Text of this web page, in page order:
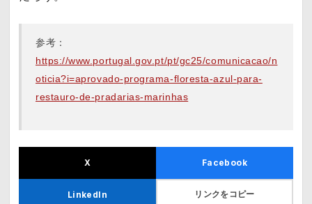
参考：
https://www.portugal.gov.pt/pt/gc25/comunicacao/n
oticia?i=aprovado-programa-floresta-azul-para-
restauro-de-pradarias-marinhas
X Facebook
LinkedIn リンクをコピー